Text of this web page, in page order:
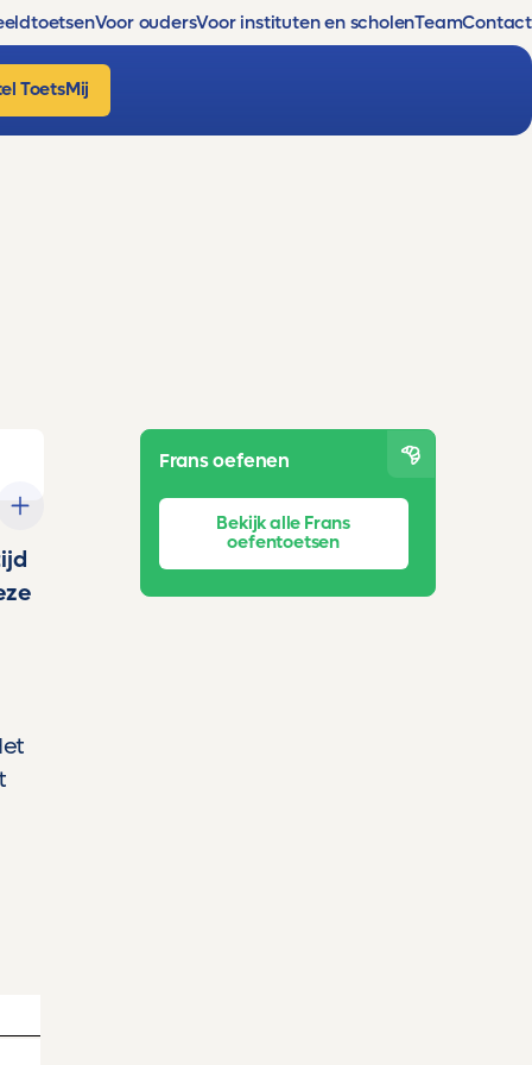
Voor oudersVoor instituten en scholenTeamContact
ToetsMij
Frans oefenen
Bekijk alle Frans
oefentoetsen